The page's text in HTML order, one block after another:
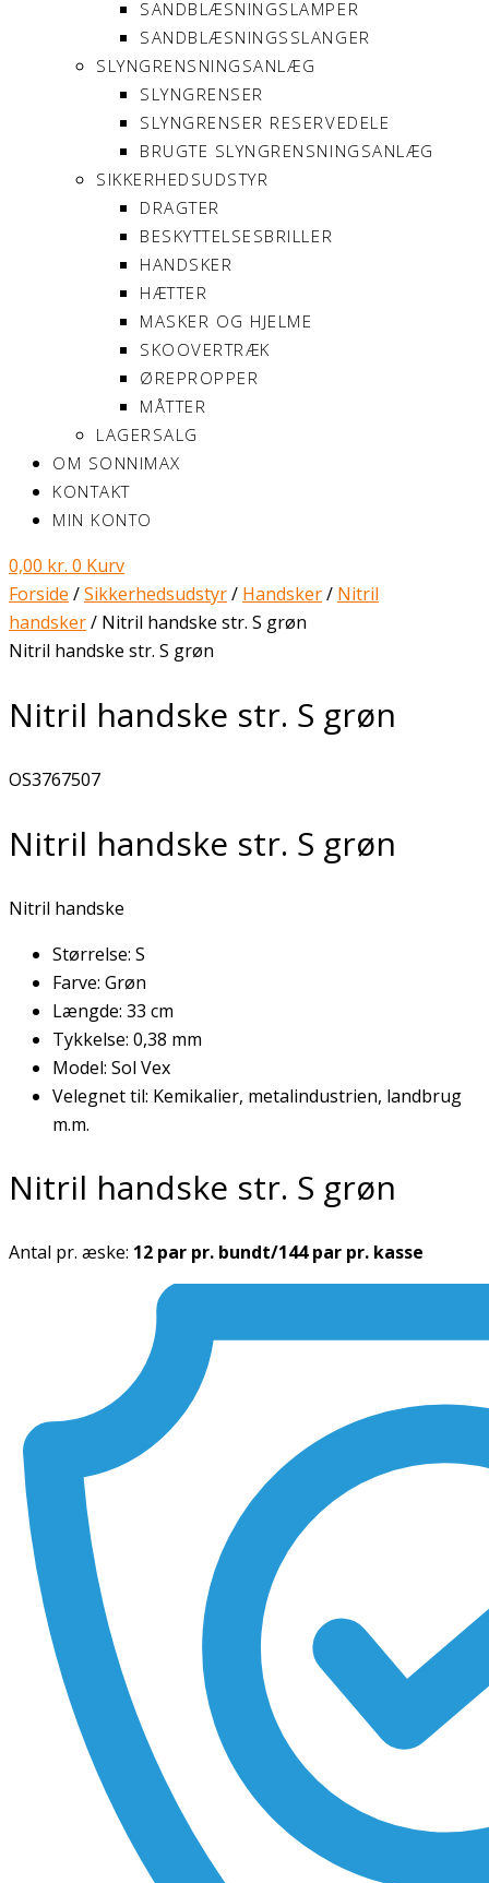
SANDBLÆSNINGSLAMPER
SANDBLÆSNINGSSLANGER
SLYNGRENSNINGSANLÆG
SLYNGRENSER
SLYNGRENSER RESERVEDELE
BRUGTE SLYNGRENSNINGSANLÆG
SIKKERHEDSUDSTYR
DRAGTER
BESKYTTELSESBRILLER
HANDSKER
HÆTTER
MASKER OG HJELME
SKOOVERTRÆK
ØREPROPPER
MÅTTER
LAGERSALG
OM SONNIMAX
KONTAKT
MIN KONTO
0,00 kr. 0 Kurv
Forside /Sikkerhedsudstyr/ Handsker/ Nitril
handsker/ Nitril handske str. S grøn
Nitril handske str. S grøn
Nitril handske str. S grøn
OS3767507
Nitril handske str. S grøn
Nitril handske
Størrelse: S
Farve: Grøn
Længde: 33 cm
Tykkelse: 0,38 mm
Model: Sol Vex
Velegnet til: Kemikalier, metalindustrien, landbrug
m.m.
Nitril handske str. S grøn
Antal pr. æske: 12 par pr. bundt/144 par pr. kasse